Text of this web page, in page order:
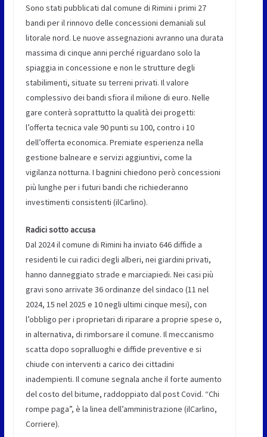
Sono stati pubblicati dal comune di Rimini i primi 27
bandi per il rinnovo delle concessioni demaniali sul
litorale nord. Le nuove assegnazioni avranno una durata
massima di cinque anni perché riguardano solo la
spiaggia in concessione e non le strutture degli
stabilimenti, situate su terreni privati. Il valore
complessivo dei bandi sfiora il milione di euro. Nelle
gare conterà soprattutto la qualità dei progetti:
l’offerta tecnica vale 90 punti su 100, contro i 10
dell’offerta economica. Premiate esperienza nella
gestione balneare e servizi aggiuntivi, come la
vigilanza notturna. I bagnini chiedono però concessioni
più lunghe per i futuri bandi che richiederanno
investimenti consistenti (ilCarlino).
Radici sotto accusa
Dal 2024 il comune di Rimini ha inviato 646 diffide a
residenti le cui radici degli alberi, nei giardini privati,
hanno danneggiato strade e marciapiedi. Nei casi più
gravi sono arrivate 36 ordinanze del sindaco (11 nel
2024, 15 nel 2025 e 10 negli ultimi cinque mesi), con
l’obbligo per i proprietari di riparare a proprie spese o,
in alternativa, di rimborsare il comune. Il meccanismo
scatta dopo sopralluoghi e diffide preventive e si
chiude con interventi a carico dei cittadini
inadempienti. Il comune segnala anche il forte aumento
del costo del bitume, raddoppiato dal post Covid. “Chi
rompe paga”, è la linea dell’amministrazione (ilCarlino,
Corriere).